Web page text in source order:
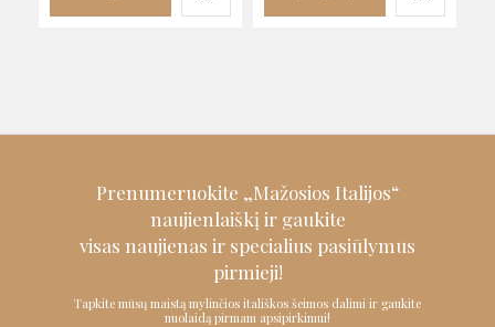
Prenumeruokite „Mažosios Italijos“
naujienlaiškį ir gaukite
visas naujienas ir specialius pasiūlymus
pirmieji!
Tapkite mūsų maistą mylinčios itališkos šeimos dalimi ir gaukite
nuolaidą pirmam apsipirkimui!